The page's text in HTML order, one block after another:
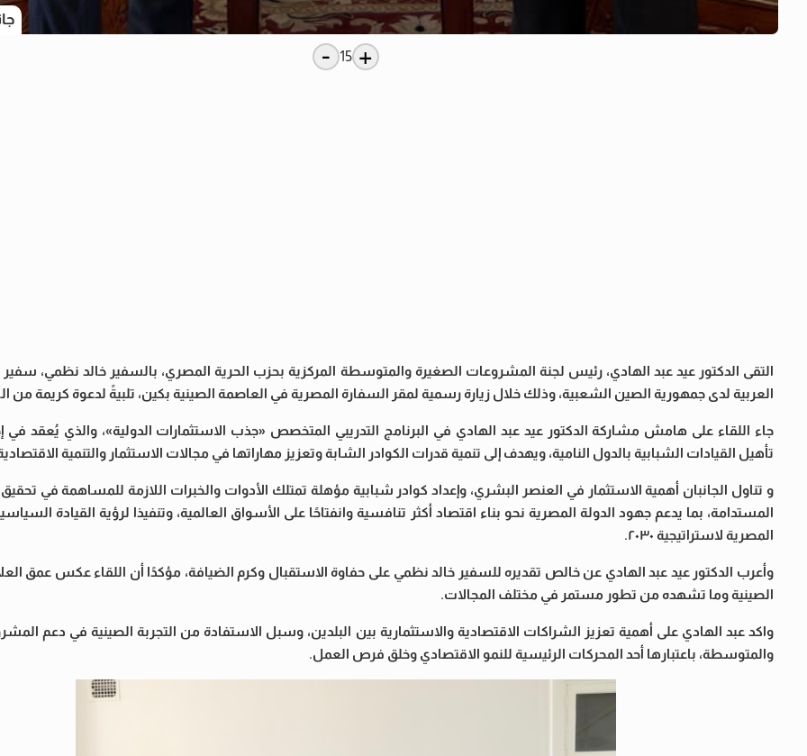
+
15
-
التقى الدكتور عيد عبد الهادي، رئيس لجنة المشروعات الصغيرة والمتوسطة المركزية بحزب الحرية المصري، بالسفير خالد نظمي،
العربية لدى جمهورية الصين الشعبية، وذلك خلال زيارة رسمية لمقر السفارة المصرية في العاصمة الصينية بكين، تلبيةً لدعوة كريمة من
جاء اللقاء على هامش مشاركة الدكتور عيد عبد الهادي في البرنامج التدريبي المتخصص «جذب الاستثمارات الدولية»، والذي يُعقد في
تأهيل القيادات الشبابية بالدول النامية، ويهدف إلى تنمية قدرات الكوادر الشابة وتعزيز مهاراتها في مجالات الاستثمار والتنمية
و تناول الجانبان أهمية الاستثمار في العنصر البشري، وإعداد كوادر شبابية مؤهلة تمتلك الأدوات والخبرات اللازمة للمساهمة في
المستدامة، بما يدعم جهود الدولة المصرية نحو بناء اقتصاد أكثر تنافسية وانفتاحًا على الأسواق العالمية، وتنفيذا لرؤية القيادة
المصرية لاستراتيجية ٢٠٣٠.
وأعرب الدكتور عيد عبد الهادي عن خالص تقديره للسفير خالد نظمي على حفاوة الاستقبال وكرم الضيافة، مؤكدًا أن اللقاء عكس عمق
الصينية وما تشهده من تطور مستمر في مختلف المجالات.
واكد عبد الهادي على أهمية تعزيز الشراكات الاقتصادية والاستثمارية بين البلدين، وسبل الاستفادة من التجربة الصينية في دعم
والمتوسطة، باعتبارها أحد المحركات الرئيسية للنمو الاقتصادي وخلق فرص العمل.